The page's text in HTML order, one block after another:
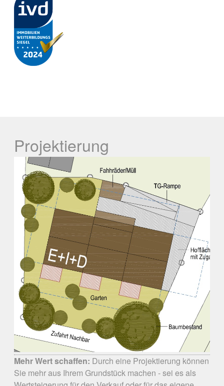
Projektierung
Mehr Wert schaffen: Durch eine Projektierung können
Sie mehr aus Ihrem Grundstück machen - sei es als